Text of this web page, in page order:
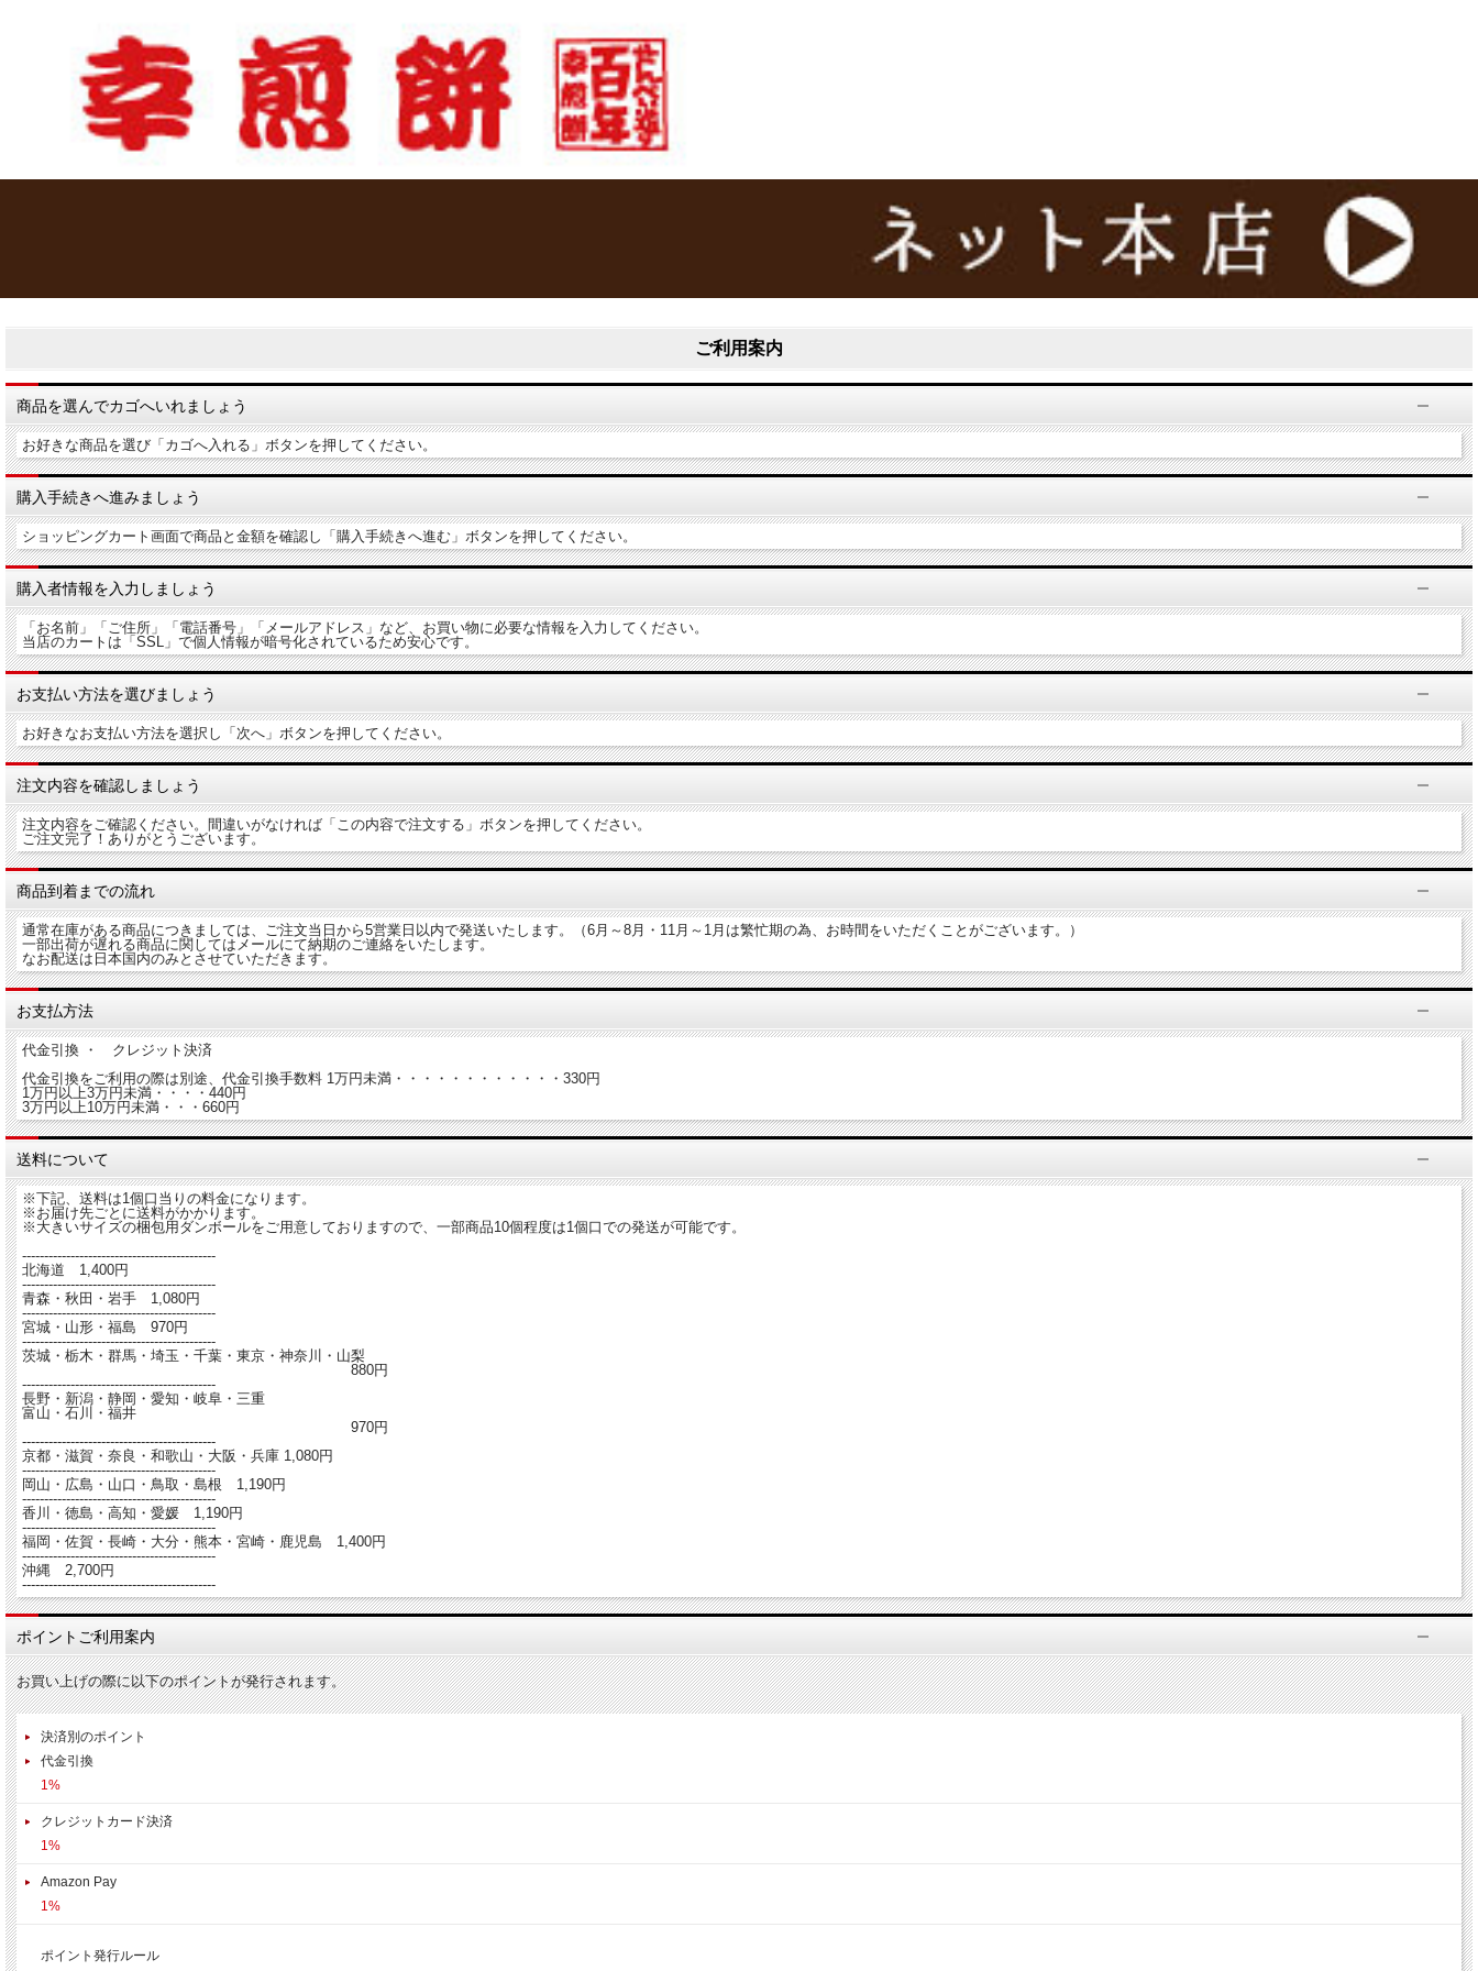
ご利用案内
商品を選んでカゴへいれましょう
お好きな商品を選び「カゴへ入れる」ボタンを押してください。
購入手続きへ進みましょう
ショッピングカート画面で商品と金額を確認し「購入手続きへ進む」ボタンを押してください。
購入者情報を入力しましょう
「お名前」「ご住所」「電話番号」「メールアドレス」など、お買い物に必要な情報を入力してください。
当店のカートは「SSL」で個人情報が暗号化されているため安心です。
お支払い方法を選びましょう
お好きなお支払い方法を選択し「次へ」ボタンを押してください。
注文内容を確認しましょう
注文内容をご確認ください。間違いがなければ「この内容で注文する」ボタンを押してください。
ご注文完了！ありがとうございます。
商品到着までの流れ
通常在庫がある商品につきましては、ご注文当日から5営業日以内で発送いたします。（6月～8月・11月～1月は繁忙期の為、お時間をいただくことがございます。）
一部出荷が遅れる商品に関してはメールにて納期のご連絡をいたします。
なお配送は日本国内のみとさせていただきます。
お支払方法
代金引換 ・ クレジット決済
代金引換をご利用の際は別途、代金引換手数料 1万円未満・・・・・・・・・・・・330円
1万円以上3万円未満・・・・440円
3万円以上10万円未満・・・660円
送料について
※下記、送料は1個口当りの料金になります。
※お届け先ごとに送料がかかります。
※大きいサイズの梱包用ダンボールをご用意しておりますので、一部商品10個程度は1個口での発送が可能です。
--------------------------------------------
北海道 1,400円
--------------------------------------------
青森・秋田・岩手 1,080円
--------------------------------------------
宮城・山形・福島 970円
--------------------------------------------
茨城・栃木・群馬・埼玉・千葉・東京・神奈川・山梨
880円
--------------------------------------------
長野・新潟・静岡・愛知・岐阜・三重
富山・石川・福井
970円
--------------------------------------------
京都・滋賀・奈良・和歌山・大阪・兵庫 1,080円
--------------------------------------------
岡山・広島・山口・鳥取・島根 1,190円
--------------------------------------------
香川・徳島・高知・愛媛 1,190円
--------------------------------------------
福岡・佐賀・長崎・大分・熊本・宮崎・鹿児島 1,400円
--------------------------------------------
沖縄 2,700円
--------------------------------------------
ポイントご利用案内
お買い上げの際に以下のポイントが発行されます。
決済別のポイント
代金引換
1%
クレジットカード決済
1%
Amazon Pay
1%
ポイント発行ルール